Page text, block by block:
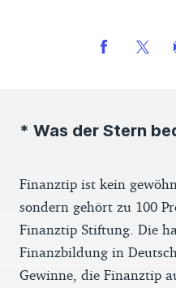
* Was der Stern
Finanztip ist kein
sondern gehört zu 100
Finanztip Stiftung. Die
Finanzbildung in
Gewinne, die Finanztip